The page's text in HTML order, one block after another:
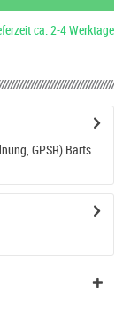
ca. 2-4 Werktage
GPSR) Barts